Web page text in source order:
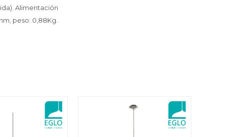
Alimentación
peso: 0,88Kg.